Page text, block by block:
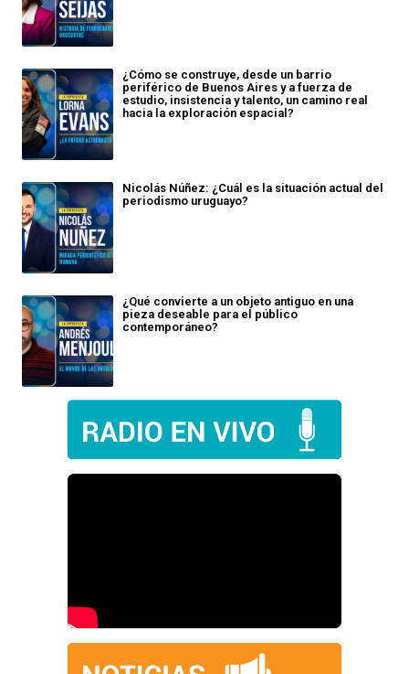
¿Cómo se construye, desde un barrio
periférico de Buenos Aires y a fuerza de
estudio, insistencia y talento, un camino real
hacia la exploración espacial?
Nicolás Núñez: ¿Cuál es la situación actual del
periodismo uruguayo?
¿Qué convierte a un objeto antiguo en una
pieza deseable para el público
contemporáneo?